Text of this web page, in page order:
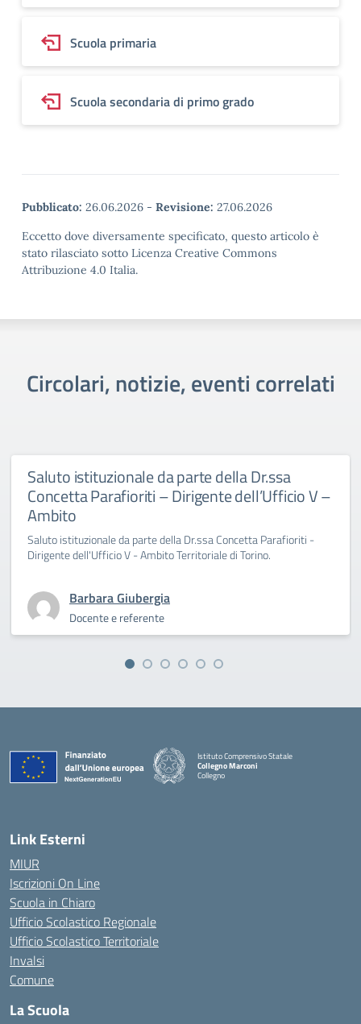
Scuola primaria
Scuola secondaria di primo grado
Pubblicato: 26.06.2026 - Revisione: 27.06.2026
Eccetto dove diversamente specificato, questo articolo è
stato rilasciato sotto Licenza Creative Commons
Attribuzione 4.0 Italia.
Circolari, notizie, eventi correlati
Saluto istituzionale da parte della Dr.ssa
Concetta Parafioriti – Dirigente dell’Ufficio V –
Ambito
Saluto istituzionale da parte della Dr.ssa Concetta Parafioriti -
Dirigente dell'Ufficio V - Ambito Territoriale di Torino.
Barbara Giubergia
Docente e referente
Istituto Comprensivo Statale
Collegno Marconi
Collegno
Link Esterni
MIUR
Iscrizioni On Line
Scuola in Chiaro
Ufficio Scolastico Regionale
Ufficio Scolastico Territoriale
Invalsi
Comune
La Scuola